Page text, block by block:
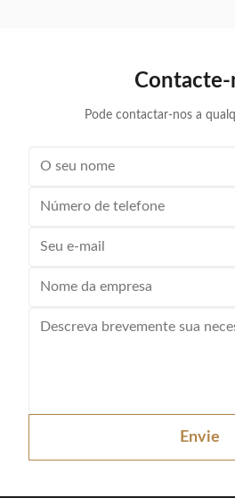
cleaning solvent. The forward radiation
Contacte-
Pode contactar-nos a
Envie